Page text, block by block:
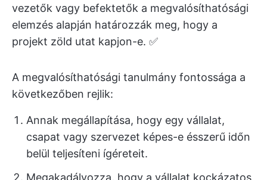
vezetők vagy befektetők a megvalósíthatósági
elemzés alapján határozzák meg, hogy a
projekt zöld utat kapjon-e. ✅
A megvalósíthatósági tanulmány fontossága a
következőben rejlik:
Annak megállapítása, hogy egy vállalat,
csapat vagy szervezet képes-e ésszerű időn
belül teljesíteni ígéreteit.
Megakadályozza, hogy a vállalat kockázatos